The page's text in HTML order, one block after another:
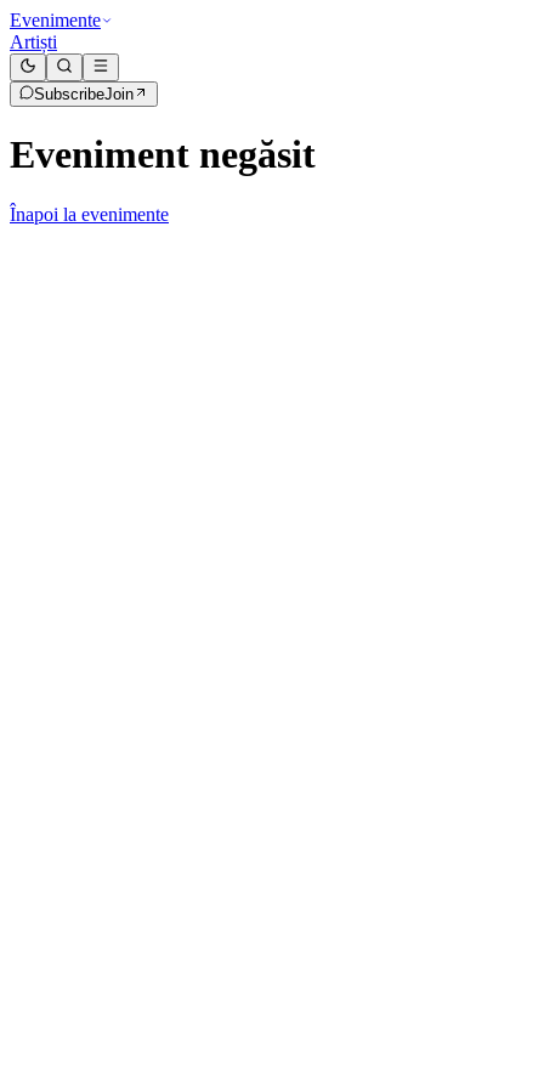
Evenimente
Artiști
SubscribeJoin
Eveniment negăsit
Înapoi la evenimente